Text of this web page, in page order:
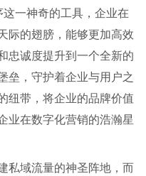
一神奇的工具，企业在
际的翅膀，能够更加高效
忠诚度提升到一个全新的
垒，守护着企业与用户之
纽带，将企业的品牌价值
业在数字化营销的浩瀚星
私域流量的神圣阵地，而